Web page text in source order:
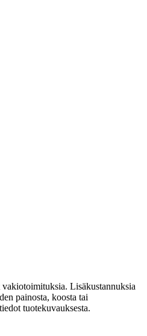
Lisäkustannuksia
painosta, koosta tai
tuotekuvauksesta.